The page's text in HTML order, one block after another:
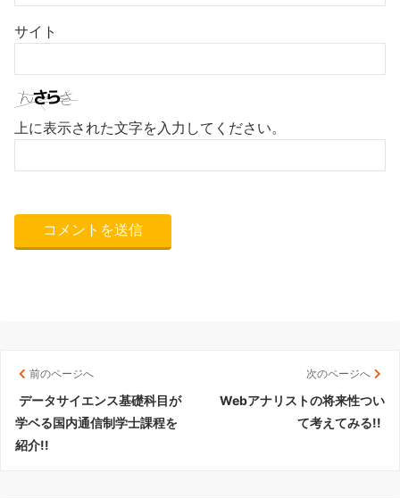
サイト
上に表示された文字を入力してください。
前のページへ
データサイエンス基礎科目が
学ベる国内通信制学士課程を
紹介!!
次のページへ
Webアナリストの将来性つい
て考えてみる!!